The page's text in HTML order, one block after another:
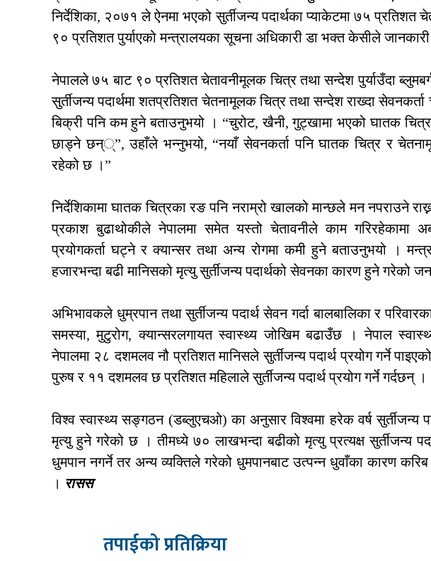
निर्देशिका, २०७१ ले ऐनमा भएको सुर्तीजन्य पदार्थका प्याकेटमा ७५ प्रतिशत
९० प्रतिशत पुर्याएको मन्त्रालयका सूचना अधिकारी डा भक्त केसीले
नेपालले ७५ बाट ९० प्रतिशत चेतावनीमूलक चित्र तथा सन्देश पुर्याउँदा
सुर्तीजन्य पदार्थमा शतप्रतिशत चेतनामूलक चित्र तथा सन्देश राख्दा
बिक्री पनि कम हुने बताउनुभयो । “चुरोट, खैनी, गुट्खामा भएको घातक
छाड्ने छन््”, उहाँले भन्नुभयो, “नयाँ सेवनकर्ता पनि घातक चित्र र
रहेको छ ।”
निर्देशिकामा घातक चित्रका रङ पनि नराम्रो खालको मान्छले मन नपराउने
प्रकाश बुढाथोकीले नेपालमा समेत यस्तो चेतावनीले काम गरिरहेकामा
प्रयोगकर्ता घट्ने र क्यान्सर तथा अन्य रोगमा कमी हुने बताउनुभयो ।
हजारभन्दा बढी मानिसको मृत्यु सुर्तीजन्य पदार्थको सेवनका कारण हुने गरेको
अभिभावकले धुम्रपान तथा सुर्तीजन्य पदार्थ सेवन गर्दा बालबालिका र
समस्या, मुटुरोग, क्यान्सरलगायत स्वास्थ्य जोखिम बढाउँछ । नेपाल
नेपालमा २८ दशमलव नौ प्रतिशत मानिसले सुर्तीजन्य पदार्थ प्रयोग गर्ने
पुरुष र ११ दशमलव छ प्रतिशत महिलाले सुर्तीजन्य पदार्थ प्रयोग गर्ने गर्दछन् ।
विश्व स्वास्थ्य सङ्गठन (डब्लुएचओ) का अनुसार विश्वमा हरेक वर्ष सुर्तीजन्य
मृत्यु हुने गरेको छ । तीमध्ये ७० लाखभन्दा बढीको मृत्यु प्रत्यक्ष सुर्तीजन्य
धुमपान नगर्ने तर अन्य व्यक्तिले गरेको धुमपानबाट उत्पन्न धुवाँका कारण
। रासस
तपाईको प्रतिक्रिया